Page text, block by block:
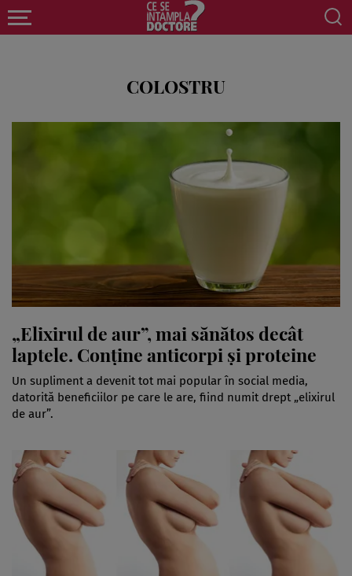
COLOSTRU
„Elixirul de aur”, mai sănătos decât
laptele. Conține anticorpi și proteine
Un supliment a devenit tot mai popular în social media,
datorită beneficiilor pe care le are, fiind numit drept „elixirul
de aur”.